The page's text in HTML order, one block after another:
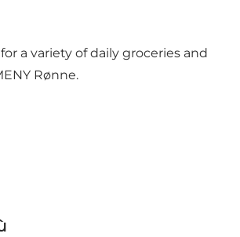
a variety of daily groceries and
Rønne.